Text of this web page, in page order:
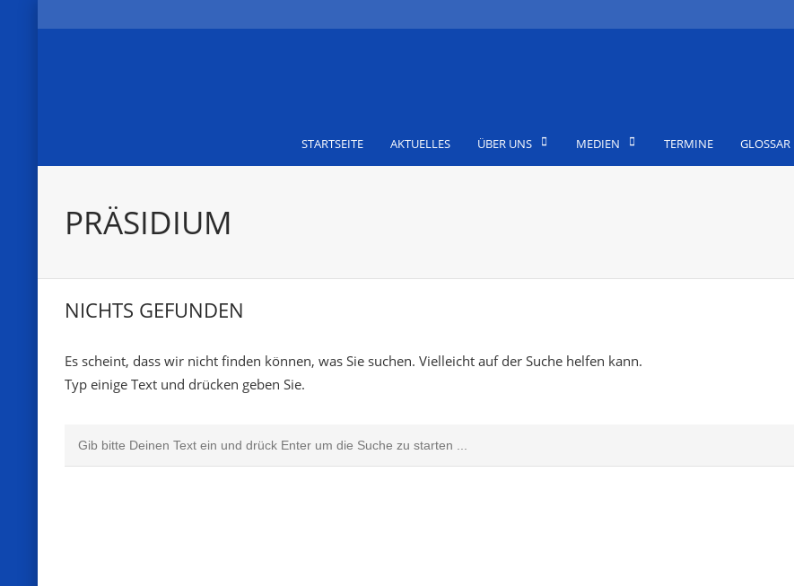
STARTSEITE AKTUELLES ÜBER UNS MEDIEN TERMINE GLOSSAR
PRÄSIDIUM
NICHTS GEFUNDEN
Es scheint, dass wir nicht finden können, was Sie suchen. Vielleicht auf der Suche helfen kann.
Typ einige Text und drücken geben Sie.